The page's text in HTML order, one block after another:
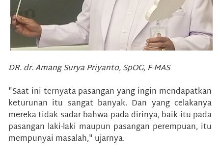
DR. dr. Amang Surya Priyanto, SpOG, F-MAS
"Saat ini ternyata pasangan yang ingin mendapatkan
keturunan itu sangat banyak. Dan yang celakanya
mereka tidak sadar bahwa pada dirinya, baik itu pada
pasangan laki-laki maupun pasangan perempuan, itu
mempunyai masalah," ujarnya.